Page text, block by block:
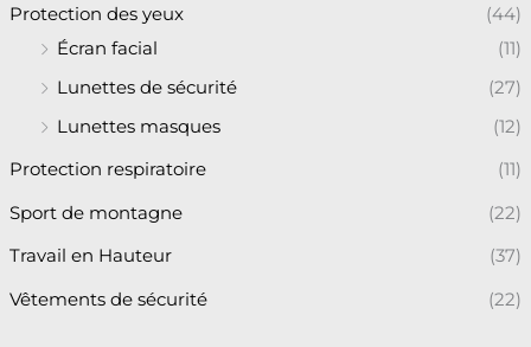
Protection des yeux
(44)
Écran facial
(11)
Lunettes de sécurité
(27)
Lunettes masques
(12)
Protection respiratoire (11)
Sport de montagne (22)
Travail en Hauteur (37)
Vêtements de sécurité (22)